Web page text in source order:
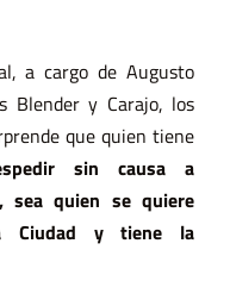
a cargo de Augusto
Blender y Carajo, los
que quien tiene
sin causa a
sea quien se quiere
Ciudad y tiene la